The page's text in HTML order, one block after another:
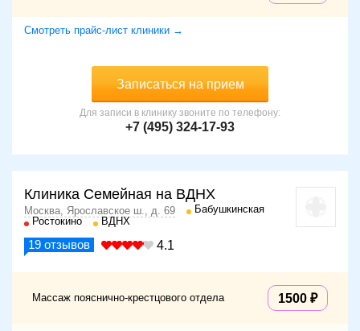
Смотреть прайс-лист клиники →
Записаться на прием
Для записи в клинику звоните по телефону:
+7 (495) 324-17-93
Клиника Семейная на ВДНХ
Москва, Ярославское ш., д. 69
Бабушкинская
Ростокино
ВДНХ
19 отзывов 4.1
Массаж пояснично-крестцового отдела 1500